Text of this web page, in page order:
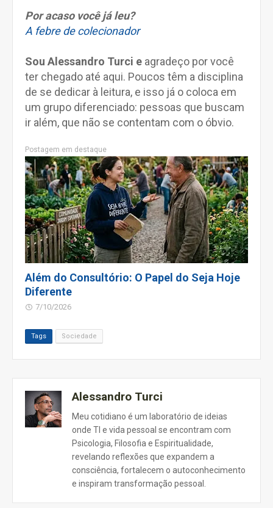
Por acaso você já leu?
A febre de colecionador
Sou Alessandro Turci e agradeço por você
ter chegado até aqui. Poucos têm a disciplina
de se dedicar à leitura, e isso já o coloca em
um grupo diferenciado: pessoas que buscam
ir além, que não se contentam com o óbvio.
Postagem em destaque
Além do Consultório: O Papel do Seja Hoje
Diferente
7/10/2026
Tags Sociedade
Alessandro Turci
Meu cotidiano é um laboratório de ideias
onde TI e vida pessoal se encontram com
Psicologia, Filosofia e Espiritualidade,
revelando reflexões que expandem a
consciência, fortalecem o autoconhecimento
e inspiram transformação pessoal.